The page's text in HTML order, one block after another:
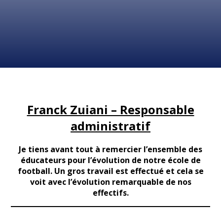
Franck Zuiani – Responsable
administratif
Je tiens avant tout à remercier l’ensemble des
éducateurs pour l’évolution de notre école de
football. Un gros travail est effectué et cela se
voit avec l’évolution remarquable de nos
effectifs.